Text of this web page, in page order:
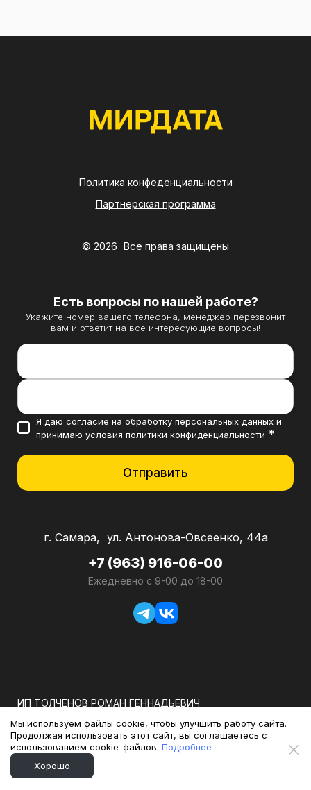
Политика конфеденциальности
Партнерская программа
© 2026 Все права защищены
Есть вопросы по нашей работе?
Укажите номер вашего телефона, менеджер перезвонит
вам и ответит на все интересующие вопросы!
Я даю согласие на обработку персональных данных и
принимаю условия политики конфиденциальности *
Отправить
г. Самара, ул. Антонова-Овсеенко, 44а
+7 (963) 916-06-00
Ежедневно с 9-00 до 18-00
ИП ТОЛЧЕНОВ РОМАН ГЕННАДЬЕВИЧ
ОГРНИП: 318583500026231
ИНН: 580800969367
Мы используем файлы cookie, чтобы улучшить работу сайта.
Продолжая использовать этот сайт, вы соглашаетесь с
использованием cookie-файлов. Подробнее
Хорошо